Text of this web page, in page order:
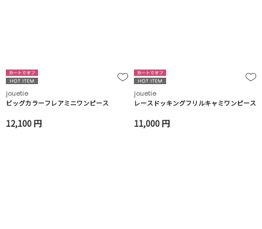
jouetie
ビッグカラーフレアミニワンピース
12,100 円
jouetie
レースドッキングフリルキャミワンピース
11,000 円